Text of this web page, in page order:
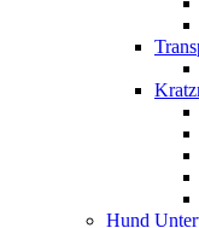
Hund